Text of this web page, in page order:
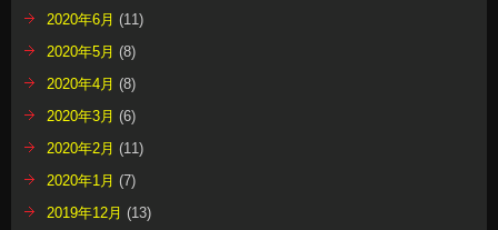
2020年6月 (11)
2020年5月 (8)
2020年4月 (8)
2020年3月 (6)
2020年2月 (11)
2020年1月 (7)
2019年12月 (13)